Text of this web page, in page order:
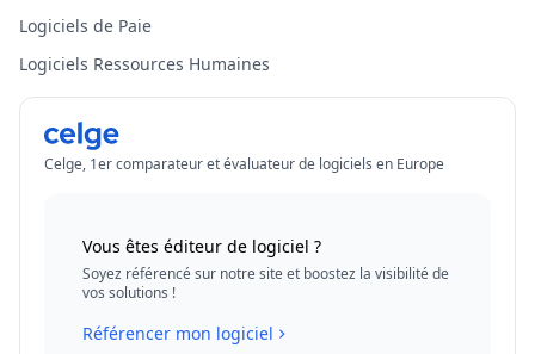
Logiciels de Paie
Logiciels Ressources Humaines
Celge, 1er comparateur et évaluateur de logiciels en Europe
Vous êtes éditeur de logiciel ?
Soyez référencé sur notre site et boostez la visibilité de
vos solutions !
Référencer mon logiciel